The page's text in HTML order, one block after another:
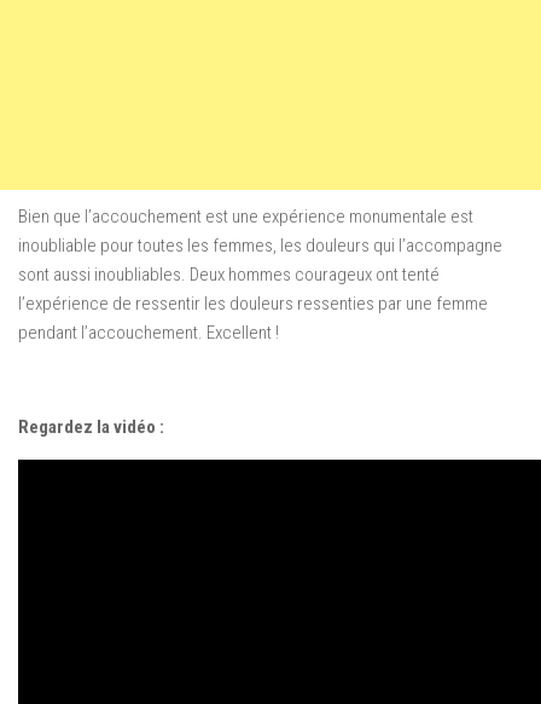
Bien que l’accouchement est une expérience monumentale est
inoubliable pour toutes les femmes, les douleurs qui l’accompagne
sont aussi inoubliables. Deux hommes courageux ont tenté
l’expérience de ressentir les douleurs ressenties par une femme
pendant l’accouchement. Excellent !
Regardez la vidéo :